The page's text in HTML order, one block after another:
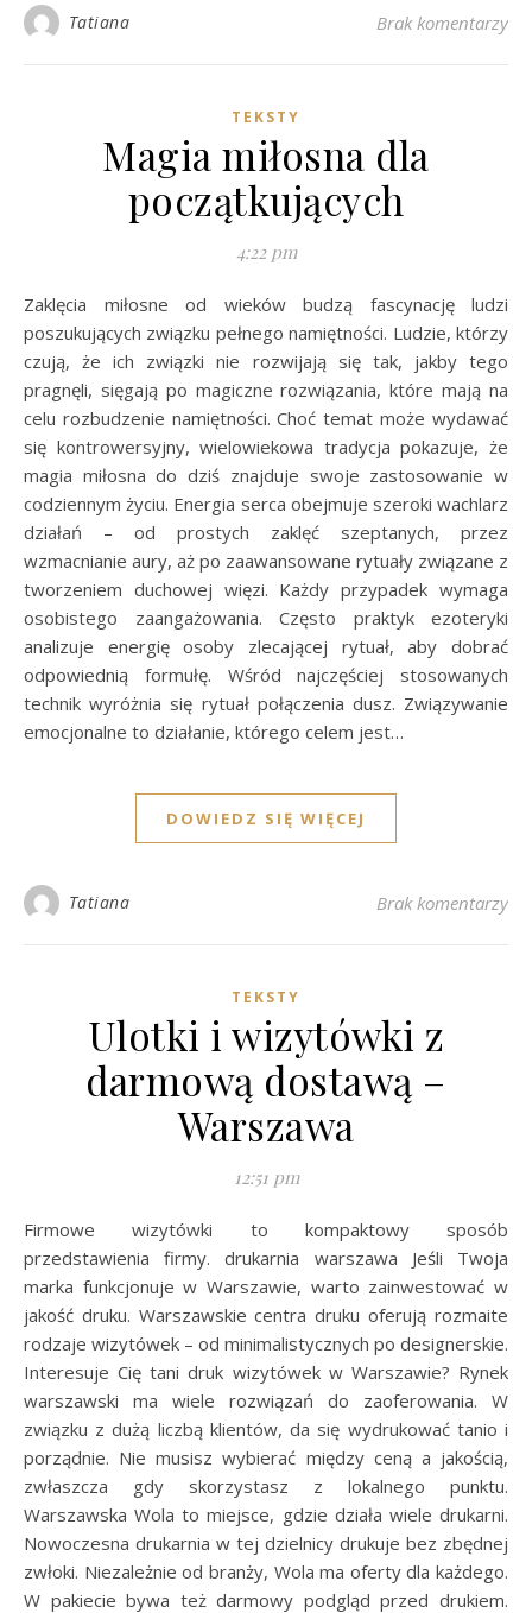
Tatiana Brak komentarzy
TEKSTY
Magia miłosna dla
początkujących
4:22 pm
Zaklęcia miłosne od wieków budzą fascynację ludzi
poszukujących związku pełnego namiętności. Ludzie, którzy
czują, że ich związki nie rozwijają się tak, jakby tego
pragnęli, sięgają po magiczne rozwiązania, które mają na
celu rozbudzenie namiętności. Choć temat może wydawać
się kontrowersyjny, wielowiekowa tradycja pokazuje, że
magia miłosna do dziś znajduje swoje zastosowanie w
codziennym życiu. Energia serca obejmuje szeroki wachlarz
działań – od prostych zaklęć szeptanych, przez
wzmacnianie aury, aż po zaawansowane rytuały związane z
tworzeniem duchowej więzi. Każdy przypadek wymaga
osobistego zaangażowania. Często praktyk ezoteryki
analizuje energię osoby zlecającej rytuał, aby dobrać
odpowiednią formułę. Wśród najczęściej stosowanych
technik wyróżnia się rytuał połączenia dusz. Związywanie
emocjonalne to działanie, którego celem jest…
DOWIEDZ SIĘ WIĘCEJ
Tatiana Brak komentarzy
TEKSTY
Ulotki i wizytówki z
darmową dostawą –
Warszawa
12:51 pm
Firmowe wizytówki to kompaktowy sposób
przedstawienia firmy. drukarnia warszawa Jeśli Twoja
marka funkcjonuje w Warszawie, warto zainwestować w
jakość druku. Warszawskie centra druku oferują rozmaite
rodzaje wizytówek – od minimalistycznych po designerskie.
Interesuje Cię tani druk wizytówek w Warszawie? Rynek
warszawski ma wiele rozwiązań do zaoferowania. W
związku z dużą liczbą klientów, da się wydrukować tanio i
porządnie. Nie musisz wybierać między ceną a jakością,
zwłaszcza gdy skorzystasz z lokalnego punktu.
Warszawska Wola to miejsce, gdzie działa wiele drukarni.
Nowoczesna drukarnia w tej dzielnicy drukuje bez zbędnej
zwłoki. Niezależnie od branży, Wola ma oferty dla każdego.
W pakiecie bywa też darmowy podgląd przed drukiem.